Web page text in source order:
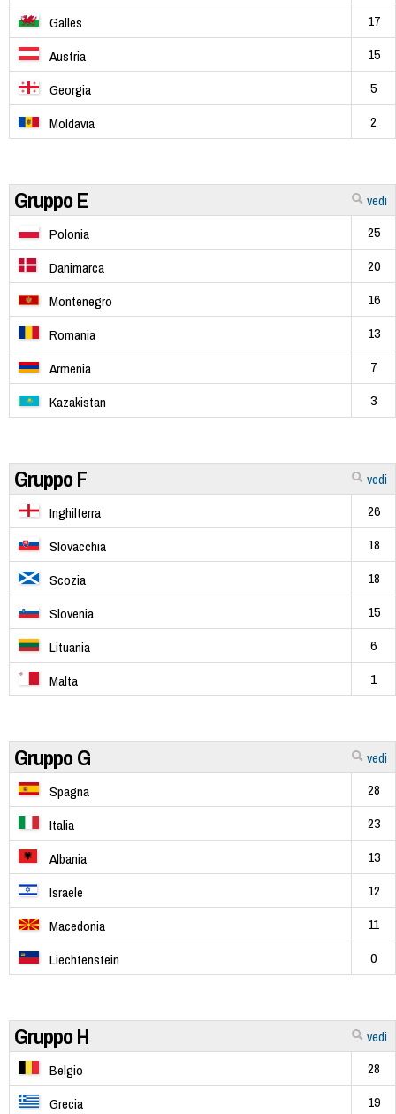
Galles
17
Austria
15
Georgia
5
Moldavia
2
vedi
Gruppo E
Polonia
25
Danimarca
20
Montenegro
16
Romania
13
Armenia
7
Kazakistan
3
vedi
Gruppo F
Inghilterra
26
Slovacchia
18
Scozia
18
Slovenia
15
Lituania
6
Malta
1
vedi
Gruppo G
Spagna
28
Italia
23
Albania
13
Israele
12
Macedonia
11
Liechtenstein
0
vedi
Gruppo H
Belgio
28
Grecia
19